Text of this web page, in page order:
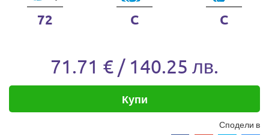
72 C C
71.71 € / 140.25 лв.
Купи
Сподели в